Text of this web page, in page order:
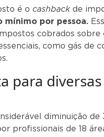
é o cashback de
mínimo por pessoa.
cobrados sobre
como gás de
para
diminuição de
profissionais de 18